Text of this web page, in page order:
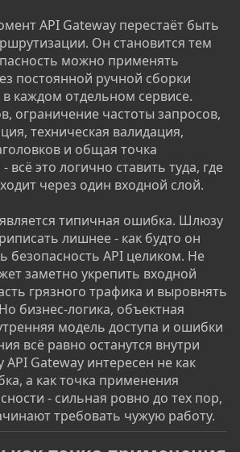
API Gateway перестаёт быть
Он становится тем
можно применять
постоянной ручной сборки
каждом отдельном сервисе.
ограничение частоты запросов,
техническая валидация,
и общая точка
это логично ставить туда, где
через один входной слой.
типичная ошибка. Шлюзу
лишнее - как будто он
безопасность API целиком. Не
заметно укрепить входной
грязного трафика и выровнять
бизнес-логика, объектная
модель доступа и ошибки
всё равно останутся внутри
API Gateway интересен не как
а как точка применения
- сильная ровно до тех пор,
требовать чужую работу.